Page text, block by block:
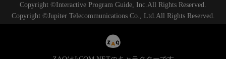
Copyright ©Interactive Program Guide, Inc.All Rights Reserved.
Copyright ©Jupiter Telecommunications Co., Ltd.All Rights Reserved.